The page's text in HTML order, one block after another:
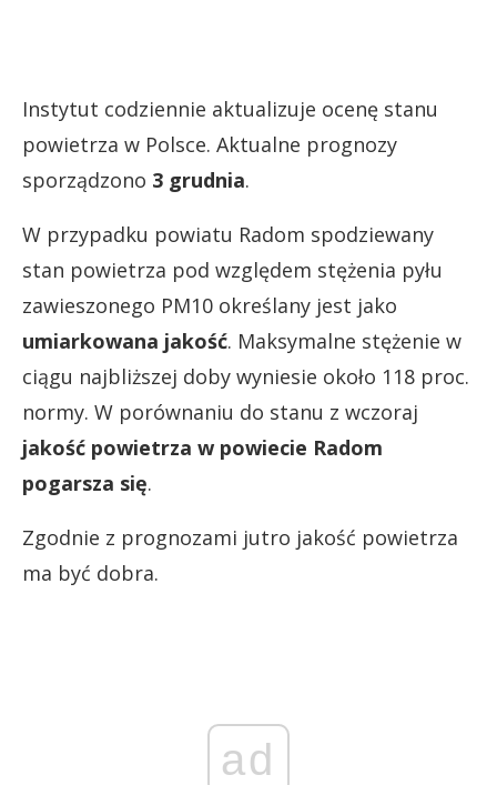
Instytut codziennie aktualizuje ocenę stanu
powietrza w Polsce. Aktualne prognozy
sporządzono 3 grudnia.
W przypadku powiatu Radom spodziewany
stan powietrza pod względem stężenia pyłu
zawieszonego PM10 określany jest jako
umiarkowana jakość. Maksymalne stężenie w
ciągu najbliższej doby wyniesie około 118 proc.
normy. W porównaniu do stanu z wczoraj
jakość powietrza w powiecie Radom
pogarsza się.
Zgodnie z prognozami jutro jakość powietrza
ma być dobra.
ad